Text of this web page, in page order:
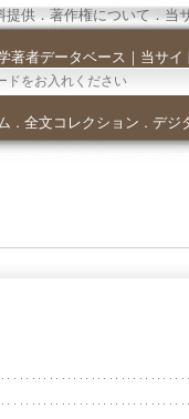
提供．著作権について．当
著者データベース ｜ 当サイ
． 全文コレクション ． デジ